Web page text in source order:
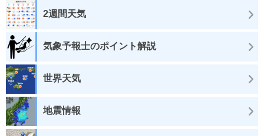
2週間天気
気象予報士のポイント解説
世界天気
地震情報